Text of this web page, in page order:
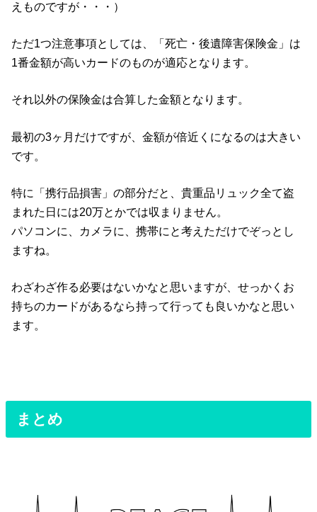
えものですが・・・）
ただ1つ注意事項としては、「死亡・後遺障害保険金」は
1番金額が高いカードのものが適応となります。
それ以外の保険金は合算した金額となります。
最初の3ヶ月だけですが、金額が倍近くになるのは大きい
です。
特に「携行品損害」の部分だと、貴重品リュック全て盗
まれた日には20万とかでは収まりません。
パソコンに、カメラに、携帯にと考えただけでぞっとし
ますね。
わざわざ作る必要はないかなと思いますが、せっかくお
持ちのカードがあるなら持って行っても良いかなと思い
ます。
まとめ